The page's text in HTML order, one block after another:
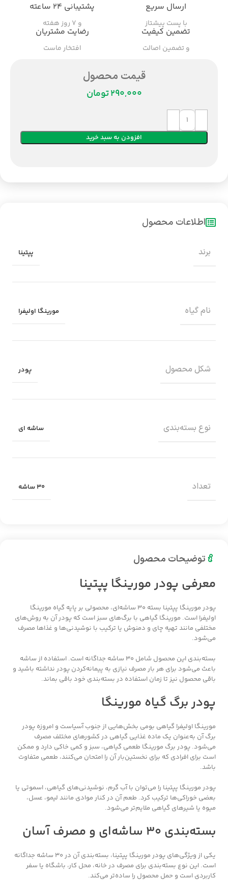
ارسال سریع
با پست پیشتاز
پشتیبانی ۲۴ ساعته
و ۷ روز هفته
تضمین کیفیت
و تضمین اصالت
رضایت مشتریان
افتخار ماست
قیمت محصول
تومان
افزودن به سبد خرید
توضیحات محصول
معرفی پودر مورینگا پپتینا
پودر مورینگا پپتینا بسته ۳۰ ساشه‌ای، محصولی بر پایه گیاه مورینگا
اولیفرا است. مورینگا گیاهی با برگ‌های سبز است که پودر آن به روش‌های
مختلفی مانند تهیه چای و دمنوش یا ترکیب با نوشیدنی‌ها و غذاها مصرف
می‌شود.
بسته‌بندی این محصول شامل ۳۰ ساشه جداگانه است. استفاده از ساشه
باعث می‌شود برای هر بار مصرف نیازی به پیمانه‌کردن پودر نداشته باشید و
باقی محصول نیز تا زمان استفاده در بسته‌بندی خود باقی بماند.
پودر برگ گیاه مورینگا
مورینگا اولیفرا گیاهی بومی بخش‌هایی از جنوب آسیاست و امروزه پودر
برگ آن به‌عنوان یک ماده غذایی گیاهی در کشورهای مختلف مصرف
می‌شود. پودر برگ مورینگا طعمی گیاهی، سبز و کمی خاکی دارد و ممکن
است برای افرادی که برای نخستین‌بار آن را امتحان می‌کنند، طعمی متفاوت
باشد.
پودر مورینگا پپتینا را می‌توان با آب گرم، نوشیدنی‌های گیاهی، اسموتی یا
بعضی خوراکی‌ها ترکیب کرد. طعم آن در کنار موادی مانند لیمو، عسل،
میوه یا شیرهای گیاهی ملایم‌تر می‌شود.
بسته‌بندی ۳۰ ساشه‌ای و مصرف آسان
یکی از ویژگی‌های پودر مورینگا پپتینا، بسته‌بندی آن در ۳۰ ساشه جداگانه
است. این نوع بسته‌بندی برای مصرف در خانه، محل کار، باشگاه یا سفر
کاربردی است و حمل محصول را ساده‌تر می‌کند.
اطلاعات محصول
برند پپتینا
نام گیاه مورینگا اولیفرا
شکل محصول پودر
نوع بسته‌بندی ساشه ای
تعداد ۳۰ ساشه